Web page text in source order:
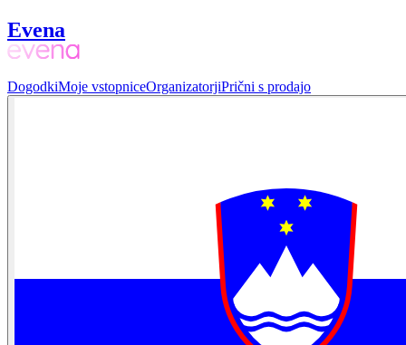
Evena
DogodkiMoje vstopniceOrganizatorjiPrični s prodajo